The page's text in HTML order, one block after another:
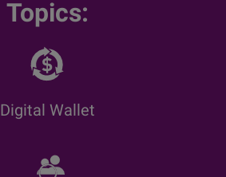
Topics:
Digital Wallet